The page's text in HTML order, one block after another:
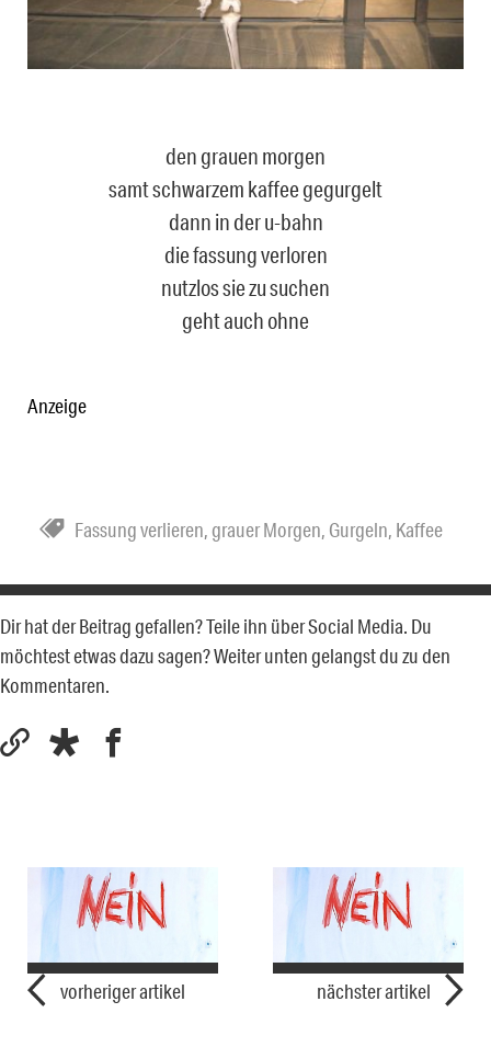
den grauen morgen
samt schwarzem kaffee gegurgelt
dann in der u-bahn
die fassung verloren
nutzlos sie zu suchen
geht auch ohne
Anzeige
Fassung verlieren, grauer Morgen, Gurgeln, Kaffee
Dir hat der Beitrag gefallen? Teile ihn über Social Media. Du
möchtest etwas dazu sagen? Weiter unten gelangst du zu den
Kommentaren.
vorheriger artikel nächster artikel